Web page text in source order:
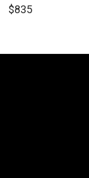
$835